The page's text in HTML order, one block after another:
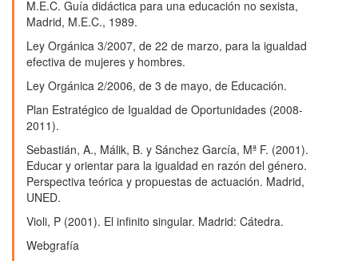
M.E.C. Guía didáctica para una educación no sexista,
Madrid, M.E.C., 1989.
Ley Orgánica 3/2007, de 22 de marzo, para la igualdad
efectiva de mujeres y hombres.
Ley Orgánica 2/2006, de 3 de mayo, de Educación.
Plan Estratégico de Igualdad de Oportunidades (2008-
2011).
Sebastián, A., Málik, B. y Sánchez García, Mª F. (2001).
Educar y orientar para la igualdad en razón del género.
Perspectiva teórica y propuestas de actuación. Madrid,
UNED.
Violi, P (2001). El infinito singular. Madrid: Cátedra.
Webgrafía